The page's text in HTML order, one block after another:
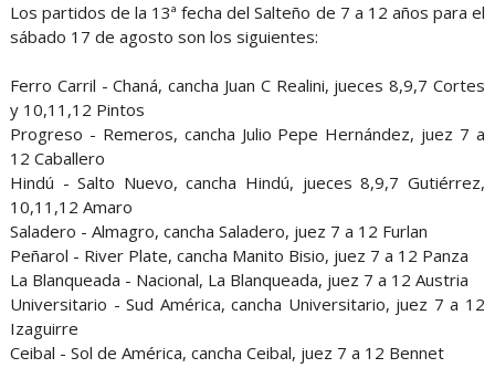
Los partidos de la 13ª fecha del Salteño de 7 a 12 años para el
sábado 17 de agosto son los siguientes:
Ferro Carril - Chaná, cancha Juan C Realini, jueces 8,9,7 Cortes
y 10,11,12 Pintos
Progreso - Remeros, cancha Julio Pepe Hernández, juez 7 a
12 Caballero
Hindú - Salto Nuevo, cancha Hindú, jueces 8,9,7 Gutiérrez,
10,11,12 Amaro
Saladero - Almagro, cancha Saladero, juez 7 a 12 Furlan
Peñarol - River Plate, cancha Manito Bisio, juez 7 a 12 Panza
La Blanqueada - Nacional, La Blanqueada, juez 7 a 12 Austria
Universitario - Sud América, cancha Universitario, juez 7 a 12
Izaguirre
Ceibal - Sol de América, cancha Ceibal, juez 7 a 12 Bennet